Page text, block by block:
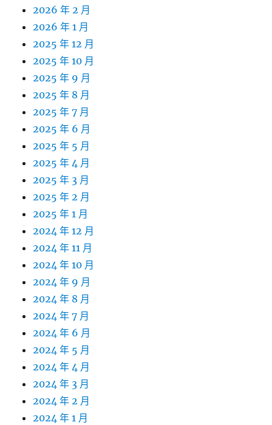
2026 年 2 月
2026 年 1 月
2025 年 12 月
2025 年 10 月
2025 年 9 月
2025 年 8 月
2025 年 7 月
2025 年 6 月
2025 年 5 月
2025 年 4 月
2025 年 3 月
2025 年 2 月
2025 年 1 月
2024 年 12 月
2024 年 11 月
2024 年 10 月
2024 年 9 月
2024 年 8 月
2024 年 7 月
2024 年 6 月
2024 年 5 月
2024 年 4 月
2024 年 3 月
2024 年 2 月
2024 年 1 月